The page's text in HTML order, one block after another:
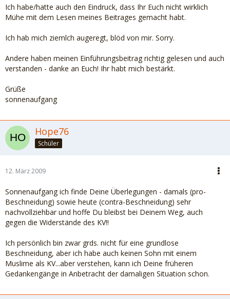
seiner/ihrer Beiträge.
Mit cath treffen kein Problem, aber Du, liebe
Sonnenaufgang, zickst mich an weil ich eine konsequente
Haltung gegen Deine Meinung einnehme. Meine Antworten
könnten ein Denkanstoß sein, aber ich habe das Gefühl Du
Ich habe/hatte auch den Eindruck, dass Ihr Euch nicht wirklich
Mühe mit dem Lesen meines Beitrages gemacht habt.
Ich hab mich ziemlch augeregt, blöd von mir. Sorry.
Andere haben meinen Einführungsbeitrag richtig gelesen und auch
verstanden - danke an Euch! Ihr habt mich bestärkt.
Grüße
sonnenaufgang
Hope76
Schüler
12. März 2009
Sonnenaufgang ich finde Deine Überlegungen - damals (pro-
Beschneidung) sowie heute (contra-Beschneidung) sehr
nachvollziehbar und hoffe Du bleibst bei Deinem Weg, auch
gegen die Widerstände des KV!!
Ich persönlich bin zwar grds. nicht für eine grundlose
Beschneidung, aber ich habe auch keinen Sohn mit einem
Muslime als KV...aber verstehen, kann ich Deine früheren
Gedankengänge in Anbetracht der damaligen Situation schon.